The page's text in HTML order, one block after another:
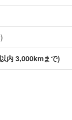
内 3,000kmまで)